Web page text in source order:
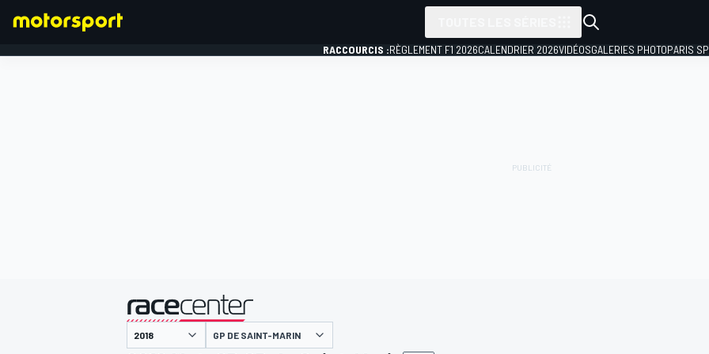
RACCOURCIS :RÈGLEMENT F1 2026CALENDRIER 2026VIDÉOSGALERIES PHOTOPARIS
présenté par
GP DE SAINT-MARIN